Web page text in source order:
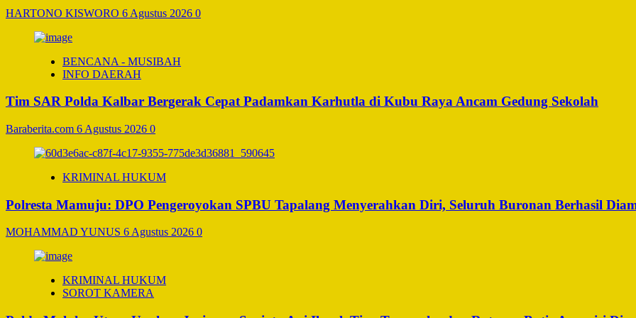
HARTONO KISWORO 6 Agustus 2026 0
BENCANA - MUSIBAH
INFO DAERAH
Tim SAR Polda Kalbar Bergerak Cepat Padamkan Karhutla di Kubu Raya Ancam Gedung Sekolah
Baraberita.com 6 Agustus 2026 0
KRIMINAL HUKUM
Polresta Mamuju: DPO Pengeroyokan SPBU Tapalang Menyerahkan Diri, Seluruh Buronan Berhasil
MOHAMMAD YUNUS 6 Agustus 2026 0
KRIMINAL HUKUM
SOROT KAMERA